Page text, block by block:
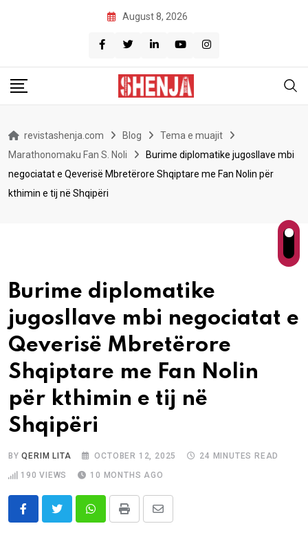
August 8, 2026
revistashenja.com Blog
Tema e muajit
Marathonomaku Fan S. Noli
Burime diplomatike jugosllave mbi
negociatat e Qeverisë Mbretërore Shqiptare me Fan Nolin për
kthimin e tij në Shqipëri
Burime diplomatike
jugosllave mbi negociatat e
Qeverisë Mbretërore
Shqiptare me Fan Nolin
për kthimin e tij në
Shqipëri
BYQERIM LITA OCTOBER 12, 2025
24 MINUTES READ
190 VIEWS 10 MONTHS AGO
WhatsappPrint
Share